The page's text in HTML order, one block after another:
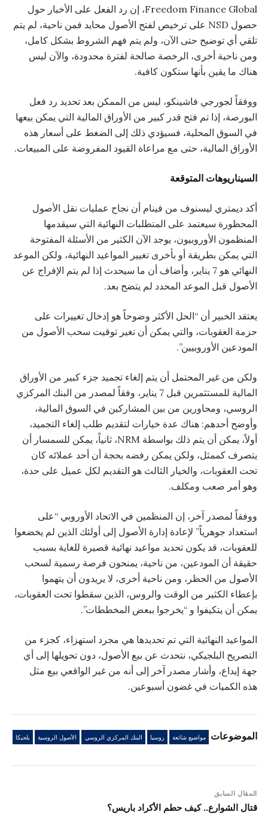
Freedom Finance Global، إن رد الفعل على الأخبار حول
حصول NSD على ترخيص لفتح الأصول محايد فمن ناحية، لم يتم
تلقي أي توضيح حتى الآن، ولم يتم فهم الشروط بشكل كامل،
ومن ناحية أخرى، الرخصة صالحة لفترة محدودة، والآن ليس
هناك ما يقين بأنها ستكون كافية.
ووفقاً لجورجي فاشينكو، ليس من الممكن بعد تحديد رد فعل
البورصة، إذا تم فتح قدر كبير من الأوراق المالية التي يمكن بيعها
في السوق المحلية، فسيؤدي ذلك إلى الضغط على أسعار هذه
الأوراق المالية، حتى مع مراعاة القيود المفروضة على المبيعات.
السيناريوهات المتوقعة
أكد ديمتري ليسنوف من فينام أن نجاح عمليات نقل الأصول
المحظورة سيعتمد على المتطلبات النهائية التي سيقدمها
المنظمون الأوروبيون، يوجد الآن الكثير من الأسئلة المفتوحة
التي يمكن بطريقة أو بأخرى تغيير المواعيد النهائية، ولكن الموعد
النهائي هو 7 يناير، وأضاف أن ما سيحدث إذا لم يتم الإفراج عن
الأصول قبل الموعد المحدد لم يتضح بعد.
يعتقد الخبير أن “الحل الأكثر وضوحاً هو إدخال تغييرات على
حزمة العقوبات، والتي يمكن أن تغير توقيت سحب الأصول من
المودعين الأوروبيين”.
ولكن من غير المحتمل أن يتم إلغاء تجميد جزء كبير من الأوراق
المالية للمستثمرين قبل 7 يناير، وفقاً لمصدر من البنك المركزي
الروسي، ومحاورين من بين المشاركين في السوق المالية،
وأوضح أحدهم: هناك عدة خيارات لتقديم طلب إلغاء التجميد،
أولاً، يمكن أن يتم ذلك بواسطة NRM، ثانياً، يمكن للسمسار أن
يتصرف كممثل، ولكن يمكن رفضه بحجة أن أحد عملائه كان
تحت العقوبات، والخيار الثالث هو التقديم لكل عميل على حدة،
وهو أمر صعب ومكلف.
ووفقاً لمصدر آخر، إن المنظمين في الاتحاد الأوروبي “على
استعداد جوهرياً” لإعادة إدارة الأصول إلى أولئك الذين لم يخضعوا
للعقوبات، قد يكون تحديد مواعيد نهائية قصيرة للغاية بسبب
حقيقة أن المودعين، من ناحية، يمنحون فرصة رسمية لسحب
الأصول من الحظر، ومن ناحية أخرى، لا يريدون أن يتهموا
بإعطاء الكثير من الوقت والروس، الذين سقطوا تحت العقوبات،
يمكن أن يتكيفوا و “يخرجوا ببعض المخططات”.
المواعيد النهائية التي تم تحديدها هي مجرد استهزاء، كجزء من
التصريح البلجيكي، نتحدث عن بيع الأصول، دون تحويلها إلى أي
جهة إيداع، وأشار مصدر آخر إلى أنه من غير الواقعي بيع مثل
هذه الكميات في غضون أسبوعين.
الموضوعات مواضيع شائعة روسيا البنك المركزي الروسي الأصول الروسية بلجيكا
المقال السابق
قتال الشوارع.. كيف حطم الأكراد باريس؟